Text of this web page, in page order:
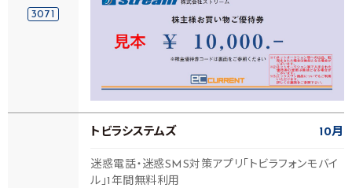
3071
トビラシステムズ 10月
迷惑電話・迷惑SMS対策アプリ「トビラフォンモバイ
ル」1年間無料利用